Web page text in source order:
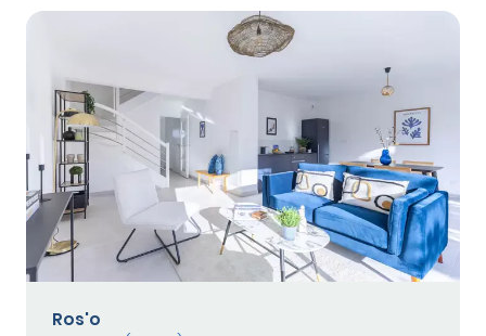
Ros'o